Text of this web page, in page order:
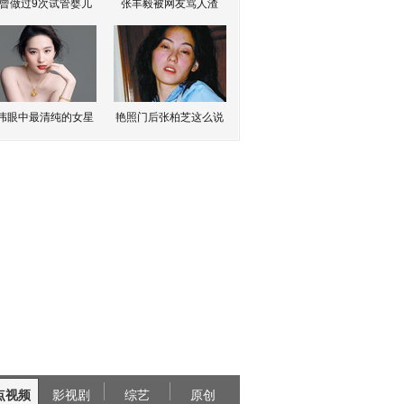
做过9次试管婴儿 张丰毅被网友骂人渣
眼中最清纯的女星 艳照门后张柏芝这么说
视频 影视剧 综艺 原创